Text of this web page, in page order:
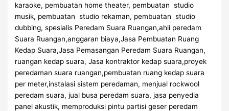
karaoke, pembuatan home theater, pembuatan studio
musik, pembuatan studio rekaman, pembuatan studio
dubbing, spesialis Peredam Suara Ruangan,ahli peredam
Suara Ruangan,anggaran biaya,Jasa Pembuatan Ruang
Kedap Suara,Jasa Pemasangan Peredam Suara Ruangan,
ruangan kedap suara, Jasa kontraktor kedap suara,proyek
peredaman suara ruangan,pembuatan ruang kedap suara
per meter,instalasi sistem peredaman, menjual rockwool
peredam suara, jual busa peredam suara, jasa penyedia
panel akustik, memproduksi pintu partisi geser peredam